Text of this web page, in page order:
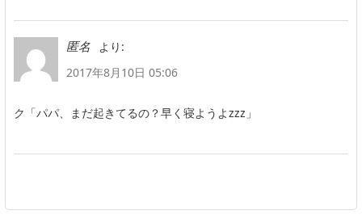
匿名
より:
2017年8月10日 05:06
ク「パパ、まだ起きてるの？早く寝ようよzzz」